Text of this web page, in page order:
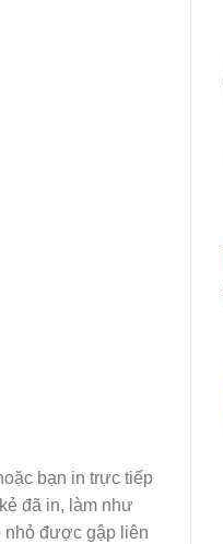
bạn in trực tiếp
đã in, làm như
nhỏ được gập liên